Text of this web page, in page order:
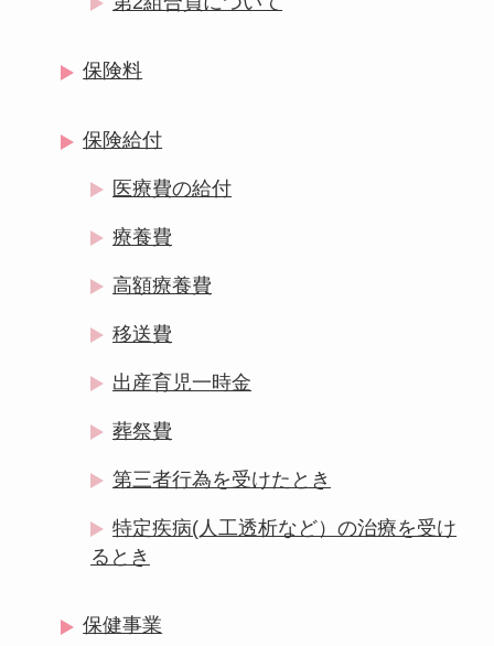
保険料
保険給付
医療費の給付
療養費
高額療養費
移送費
出産育児一時金
葬祭費
第三者行為を受けたとき
特定疾病(人工透析など）の治療を受け
るとき
保健事業